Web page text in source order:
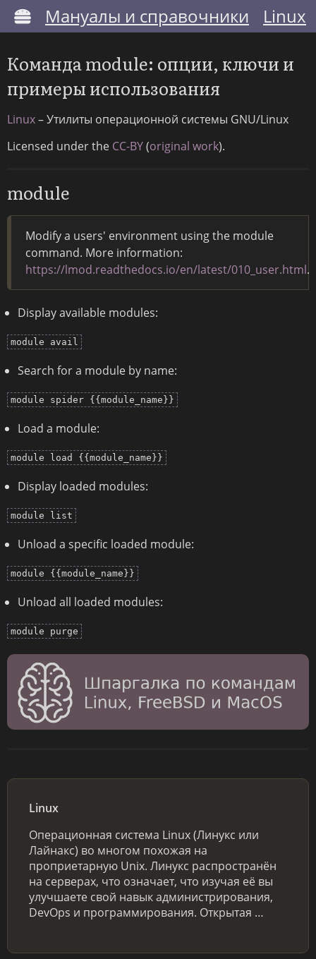
Мануалы и справочники Linux
Команда module: опции, ключи и
примеры использования
Linux– Утилиты операционной системы GNU/Linux
Licensed under the CC-BY(original work).
module
Modify a users' environment using the module
command. More information:
https://lmod.readthedocs.io/en/latest/010_user.html.
Display available modules:
module avail
Search for a module by name:
module spider {{module_name}}
Load a module:
module load {{module_name}}
Display loaded modules:
module list
Unload a specific loaded module:
module {{module_name}}
Unload all loaded modules:
module purge
Linux
Операционная система Linux (Линукс или
Лайнакс) во многом похожая на
проприетарную Unix. Линукс распространён
на серверах, что означает, что изучая её вы
улучшаете свой навык администрирования,
DevOps и программирования. Открытая …